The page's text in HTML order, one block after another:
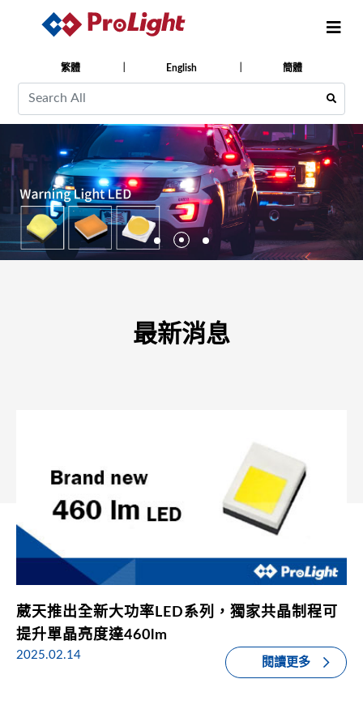
繁體 English 簡體
最新消息
葳天推出全新大功率LED系列，獨家共晶制程可
提升單晶亮度達460lm
2025.02.14
閱讀更多